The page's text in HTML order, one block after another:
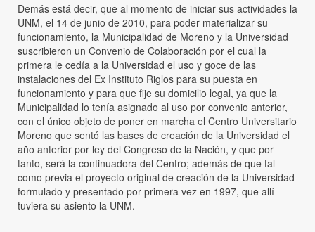
Demás está decir, que al momento de iniciar sus actividades la
UNM, el 14 de junio de 2010, para poder materializar su
funcionamiento, la Municipalidad de Moreno y la Universidad
suscribieron un Convenio de Colaboración por el cual la
primera le cedía a la Universidad el uso y goce de las
instalaciones del Ex Instituto Riglos para su puesta en
funcionamiento y para que fije su domicilio legal, ya que la
Municipalidad lo tenía asignado al uso por convenio anterior,
con el único objeto de poner en marcha el Centro Universitario
Moreno que sentó las bases de creación de la Universidad el
año anterior por ley del Congreso de la Nación, y que por
tanto, será la continuadora del Centro; además de que tal
como previa el proyecto original de creación de la Universidad
formulado y presentado por primera vez en 1997, que allí
tuviera su asiento la UNM.